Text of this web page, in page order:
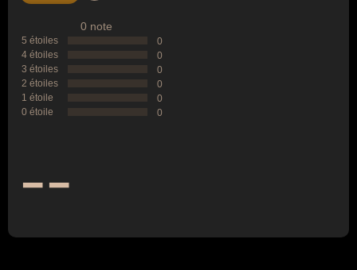
0 note
5 étoiles
0
4 étoiles
0
3 étoiles
0
2 étoiles
0
1 étoile
0
0 étoile
0
--